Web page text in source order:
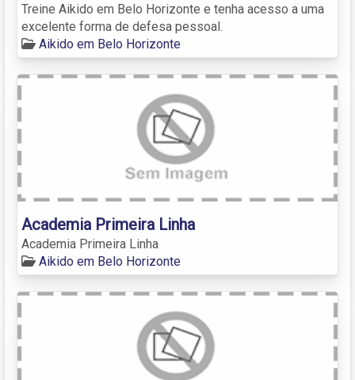
Treine Aikido em Belo Horizonte e tenha acesso a uma
excelente forma de defesa pessoal.
Aikido em Belo Horizonte
Academia Primeira Linha
Academia Primeira Linha
Aikido em Belo Horizonte